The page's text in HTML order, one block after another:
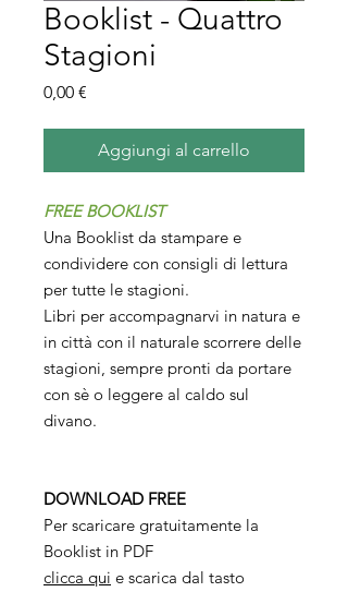
Booklist - Quattro
Stagioni
0,00 €
Aggiungi al carrello
FREE BOOKLIST
Una Booklist da stampare e
condividere con consigli di lettura
per tutte le stagioni.
Libri per accompagnarvi in natura e
in città con il naturale scorrere delle
stagioni, sempre pronti da portare
con sè o leggere al caldo sul
divano.
DOWNLOAD FREE
Per scaricare gratuitamente la
Booklist in PDF
clicca qui e scarica dal tasto